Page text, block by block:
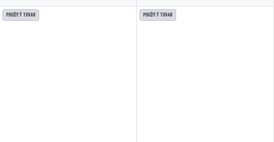
dvomi...
POUŽITÝ TOVAR POUŽITÝ TOVAR